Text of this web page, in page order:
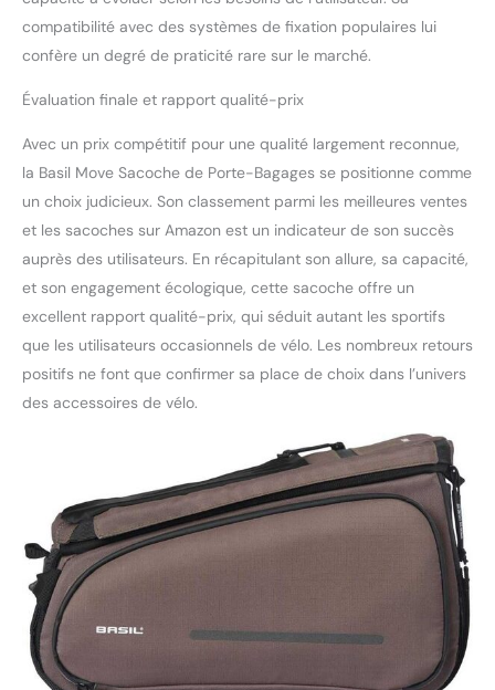
compatibilité avec des systèmes de fixation populaires lui
confère un degré de praticité rare sur le marché.
Évaluation finale et rapport qualité-prix
Avec un prix compétitif pour une qualité largement reconnue,
la Basil Move Sacoche de Porte-Bagages se positionne comme
un choix judicieux. Son classement parmi les meilleures ventes
et les sacoches sur Amazon est un indicateur de son succès
auprès des utilisateurs. En récapitulant son allure, sa capacité,
et son engagement écologique, cette sacoche offre un
excellent rapport qualité-prix, qui séduit autant les sportifs
que les utilisateurs occasionnels de vélo. Les nombreux retours
positifs ne font que confirmer sa place de choix dans l’univers
des accessoires de vélo.